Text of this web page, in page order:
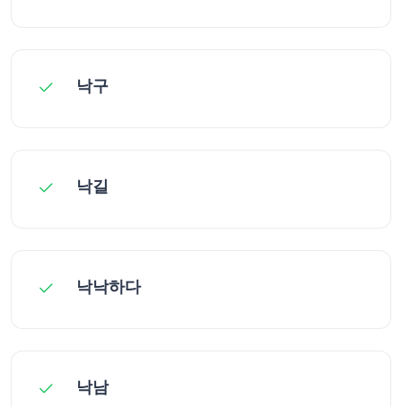
낙구
낙길
낙낙하다
낙남